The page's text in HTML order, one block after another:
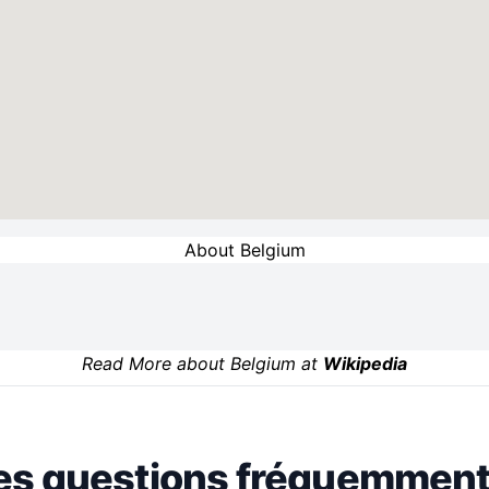
About Belgium
Read More about Belgium at Wikipedia
questions